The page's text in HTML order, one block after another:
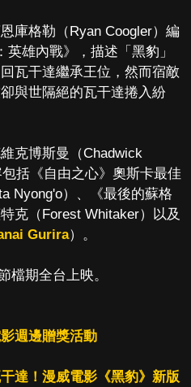
庫格勒（Ryan Coogler）編
雄內戰》，描述「黑豹」
瓦干達繼承王位，然而宿敵
與世隔絕的瓦干達捲入紛
克博斯曼（Chadwick
括《自由之心》奧斯卡最佳
Nyong'o）、《最後的蘇格
克（Forest Whitaker）以及
Gurira）。
檔期全台上映。
週邊贈獎活動
達！漫威電影《黑豹》新版